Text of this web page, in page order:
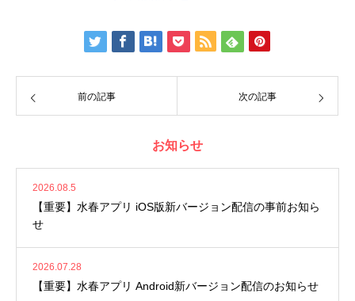
前の記事 次の記事
お知らせ
2026.08.5
【重要】水春アプリ iOS版新バージョン配信の事前お知ら
せ
2026.07.28
【重要】水春アプリ Android新バージョン配信のお知らせ